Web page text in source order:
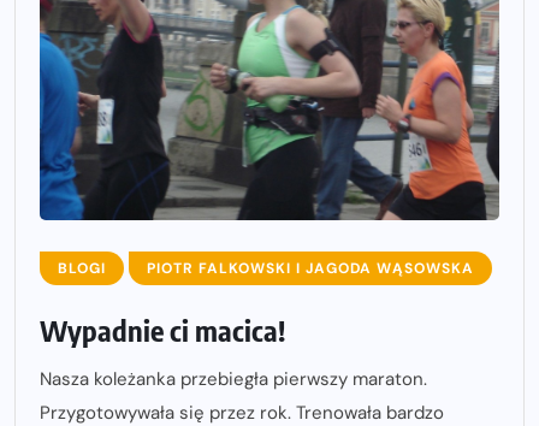
BLOGI PIOTR FALKOWSKI I JAGODA WĄSOWSKA
Wypadnie ci macica!
Nasza koleżanka przebiegła pierwszy maraton.
Przygotowywała się przez rok. Trenowała bardzo